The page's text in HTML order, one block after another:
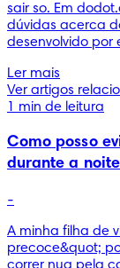
sair so. Em
dúvidas acerca
desenvolvido por
Ler mais
Ver artigos
1 min de leitura
Como posso
durante a
-
A minha filha de
precoce&quot;
correr nua pela